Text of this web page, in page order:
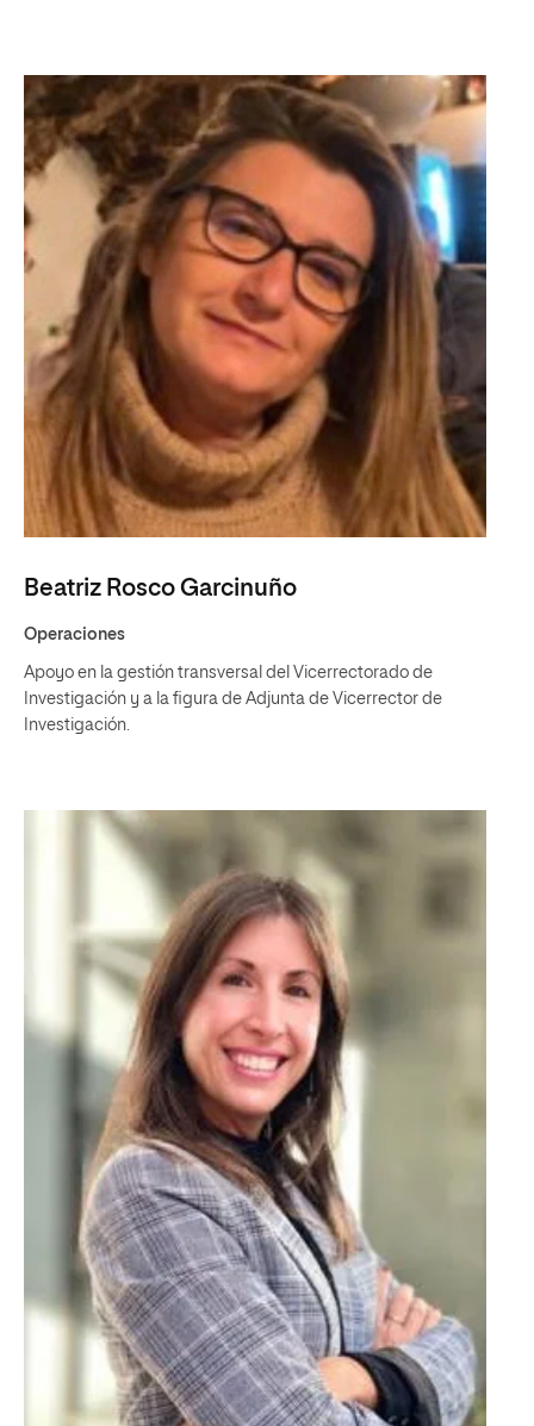
Beatriz Rosco Garcinuño
Operaciones
Apoyo en la gestión transversal del Vicerrectorado de
Investigación y a la figura de Adjunta de Vicerrector de
Investigación.